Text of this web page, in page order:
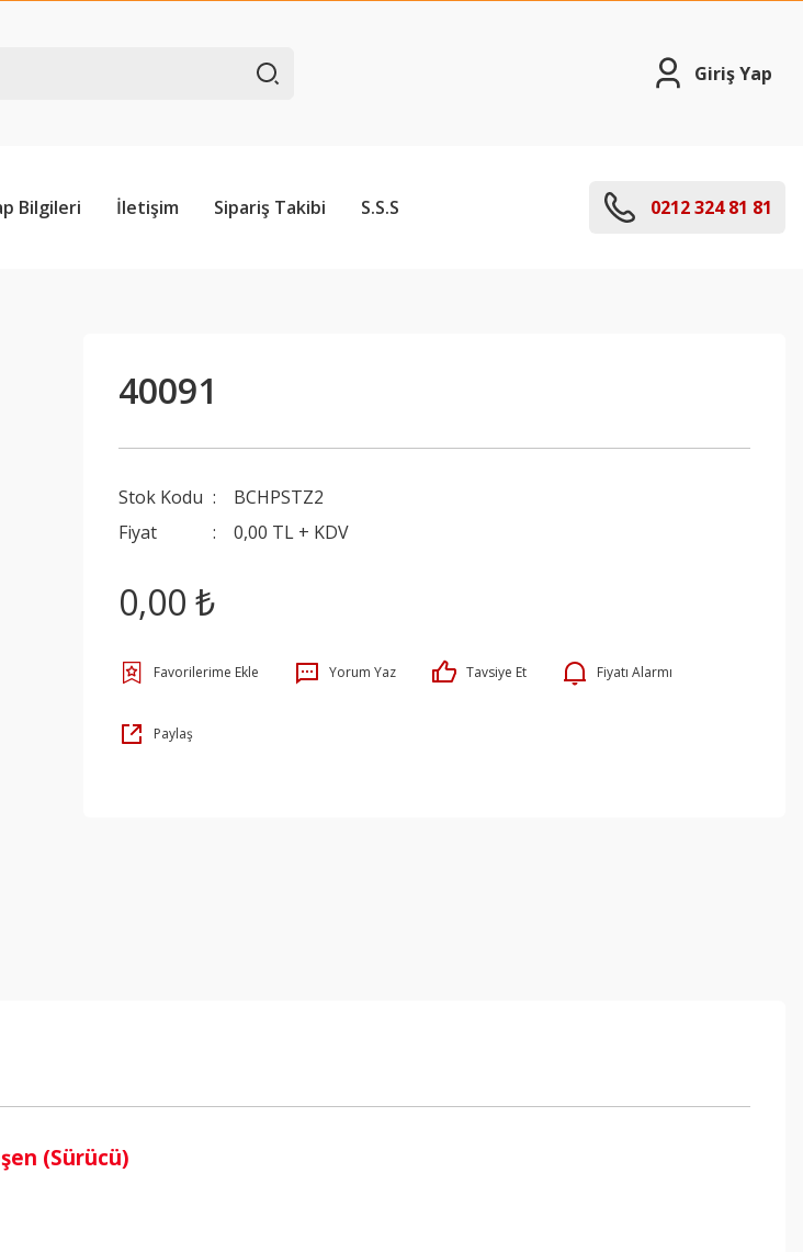
Giriş Yap
Bilgileri İletişim Sipariş Takibi S.S.S 0212 324 81 81
40091
Stok Kodu
BCHPSTZ2
Fiyat
0,00 TL + KDV
0,00 ₺
Yorum Yaz Tavsiye Et Fiyatı Alarmı
Paylaş
(Sürücü)